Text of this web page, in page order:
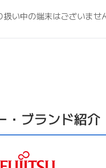
い中の端末はございませ
・ブランド紹介